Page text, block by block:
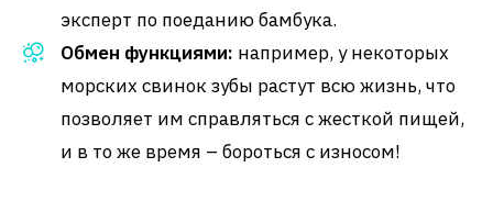
эксперт по поеданию бамбука.
Обмен функциями: например, у некоторых
морских свинок зубы растут всю жизнь, что
позволяет им справляться с жесткой пищей,
и в то же время – бороться с износом!